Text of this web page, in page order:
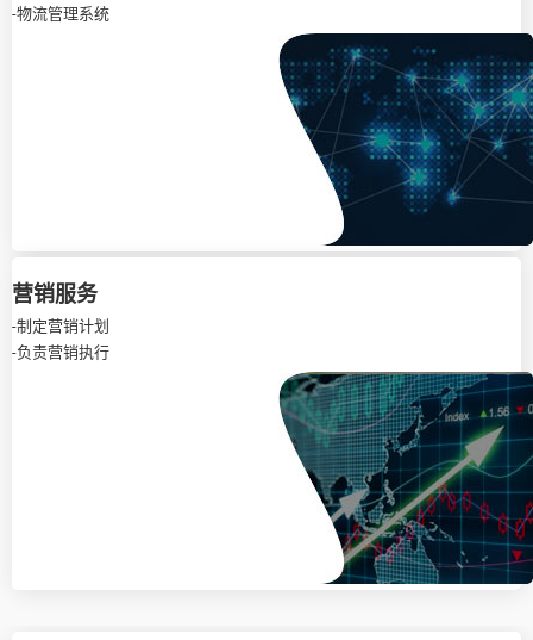
-物流管理系统
营销服务
-制定营销计划
-负责营销执行